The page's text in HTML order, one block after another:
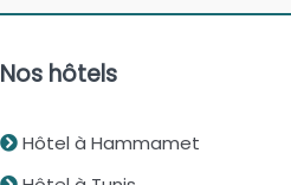
Nos hôtels
Hôtel à Hammamet